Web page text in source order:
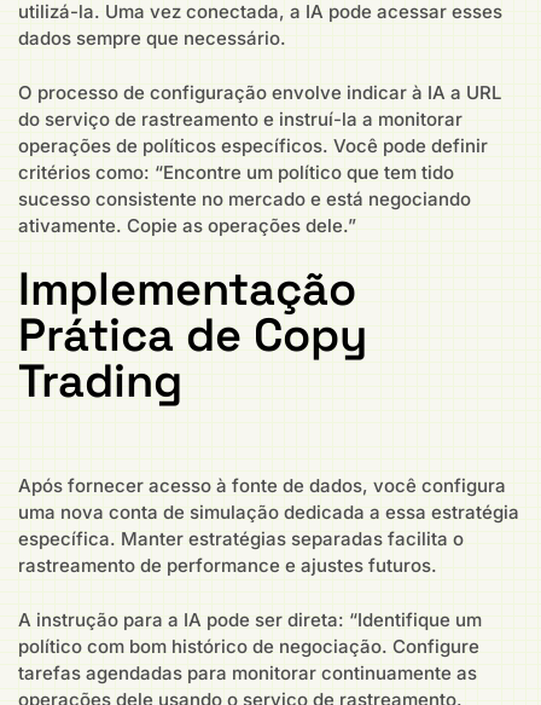
utilizá-la. Uma vez conectada, a IA pode acessar esses
dados sempre que necessário.
O processo de configuração envolve indicar à IA a URL
do serviço de rastreamento e instruí-la a monitorar
operações de políticos específicos. Você pode definir
critérios como: “Encontre um político que tem tido
sucesso consistente no mercado e está negociando
ativamente. Copie as operações dele.”
Implementação
Prática de Copy
Trading
Após fornecer acesso à fonte de dados, você configura
uma nova conta de simulação dedicada a essa estratégia
específica. Manter estratégias separadas facilita o
rastreamento de performance e ajustes futuros.
A instrução para a IA pode ser direta: “Identifique um
político com bom histórico de negociação. Configure
tarefas agendadas para monitorar continuamente as
operações dele usando o serviço de rastreamento.